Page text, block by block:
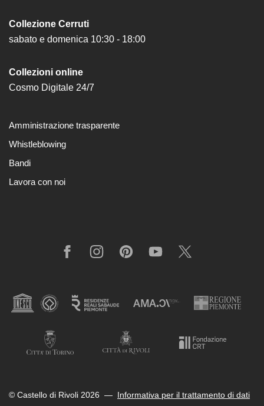
Collezione Cerruti
sabato e domenica 10:30 - 18:00
Collezioni online
Cosmo Digitale 24/7
Amministrazione trasparente
Whistleblowing
Bandi
Lavora con noi
FacebookInstagramPinterestYouTubeX
© Castello di Rivoli 2026 — Informativa per il trattamento di dati